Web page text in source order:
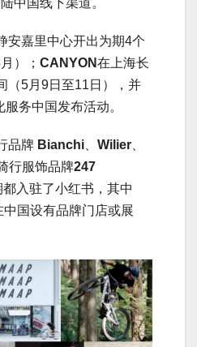
中国线下渠道。
安嘉里中心开出为期4个
）； CANYON在上海长
（5月9日至11日），并
务中国发布活动。
品牌 Bianchi Wilier
行服饰品牌247
都入驻了小红书，其中
国设有品牌门店或展